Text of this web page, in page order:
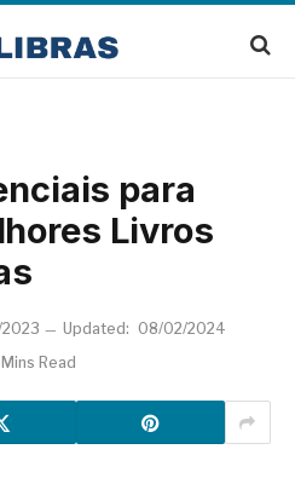
para
Livros
Updated: 08/02/2024
Read